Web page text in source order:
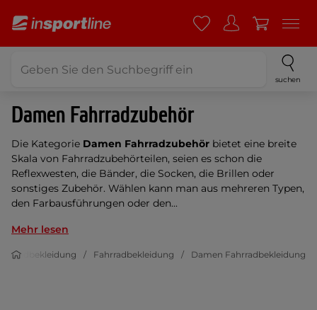
suchen
Damen Fahrradzubehör
Die Kategorie Damen Fahrradzubehör bietet eine breite
Skala von Fahrradzubehörteilen, seien es schon die
Reflexwesten, die Bänder, die Socken, die Brillen oder
sonstiges Zubehör. Wählen kann man aus mehreren Typen,
den Farbausführungen oder den...
Mehr lesen
Fahrradbekleidung Damen Fahrradbekleidung